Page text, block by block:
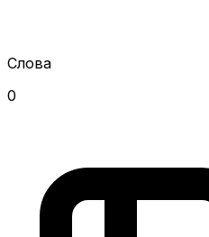
Слова
0